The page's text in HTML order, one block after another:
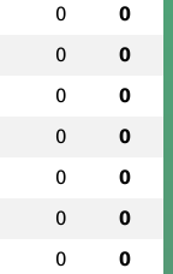
0 0
0 0
0 0
0 0
0 0
0 0
0 0